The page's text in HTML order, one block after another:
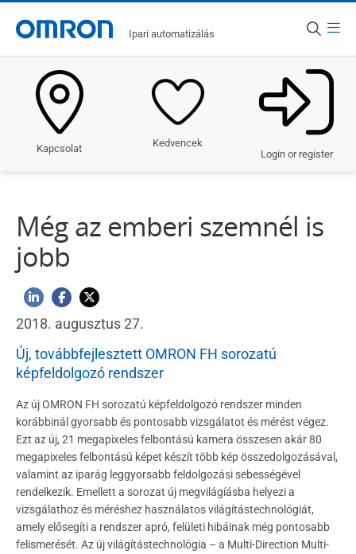
Ipari automatizálás
Kapcsolat
Kedvencek
Login or register
Ország Magyarország
Termékek
Megoldások
Szolgáltatások és támogatás
Vissza
Newsletter
Események
Ügyfél-referenciák
Hírek
Még az emberi szemnél is
jobb
2018. augusztus 27.
Új, továbbfejlesztett OMRON FH sorozatú
képfeldolgozó rendszer
Az új OMRON FH sorozatú képfeldolgozó rendszer minden
korábbinál gyorsabb és pontosabb vizsgálatot és mérést végez.
Ezt az új, 21 megapixeles felbontású kamera összesen akár 80
megapixeles felbontású képet készít több kép összedolgozásával,
valamint az iparág leggyorsabb feldolgozási sebességével
rendelkezik. Emellett a sorozat új megvilágíásba helyezi a
vizsgálathoz és méréshez használatos világítástechnológiát,
amely elősegíti a rendszer apró, felületi hibáinak még pontosabb
felismerését. Az új világítástechnológia – a Multi-Direction Multi-